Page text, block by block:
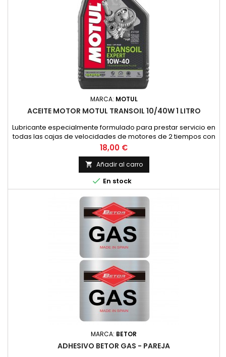
MARCA: MOTUL
ACEITE MOTOR MOTUL TRANSOIL 10/40W 1 LITRO
Lubricante especialmente formulado para prestar servicio en
todas las cajas de velocidades de motores de 2 tiempos con
embrague sumergido, donde el constructor recomienda un
lubricante de viscosidad SAE 10W40 y API GL4. (HONDA,
YAMAHA, SUZUKI, KAWASAKI, ETC.).Asimismo, es
recomendable su uso en todos los grupos de finales de
ciclomotores y scooters con...
Precio
18,00 €
 Añadir al carro
 En stock
MARCA: BETOR
ADHESIVO BETOR GAS - PAREJA